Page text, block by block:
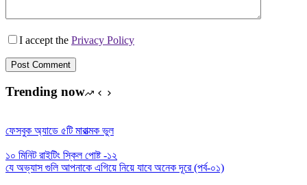
I accept the Privacy Policy
Post Comment
Trending now
ফেসবুক অ্যাডে ৫টি মারাত্মক ভুল
১০ মিনিট রাইটিং স্কিল পোষ্ট -১২
যে অভ্যাস গুলি আপনাকে এগিয়ে নিয়ে যাবে অনেক দূরে (পর্ব-০১)